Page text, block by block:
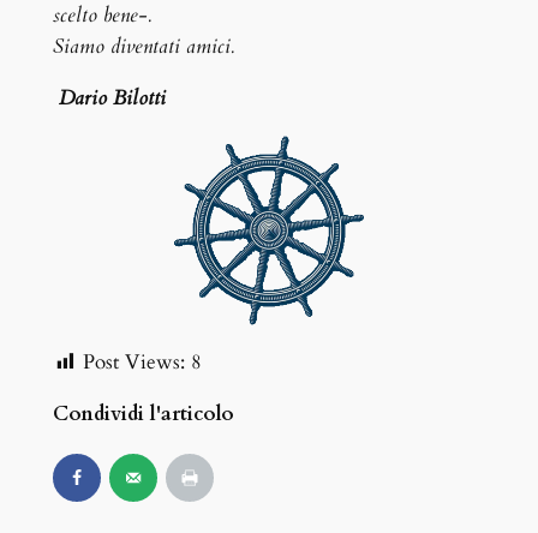
scelto bene-.
Siamo diventati amici.
Dario Bilotti
Post Views: 8
Condividi l'articolo